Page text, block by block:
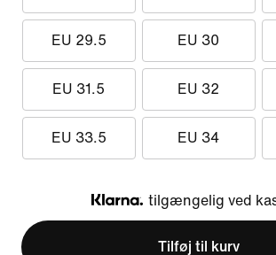
EU 29.5 EU 30
EU 31.5 EU 32
EU 33.5 EU 34
Klarna
tilgængelig ved
Tilføj til kurv